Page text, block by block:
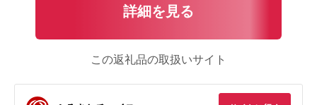
詳細を見る
この返礼品の取扱いサイト